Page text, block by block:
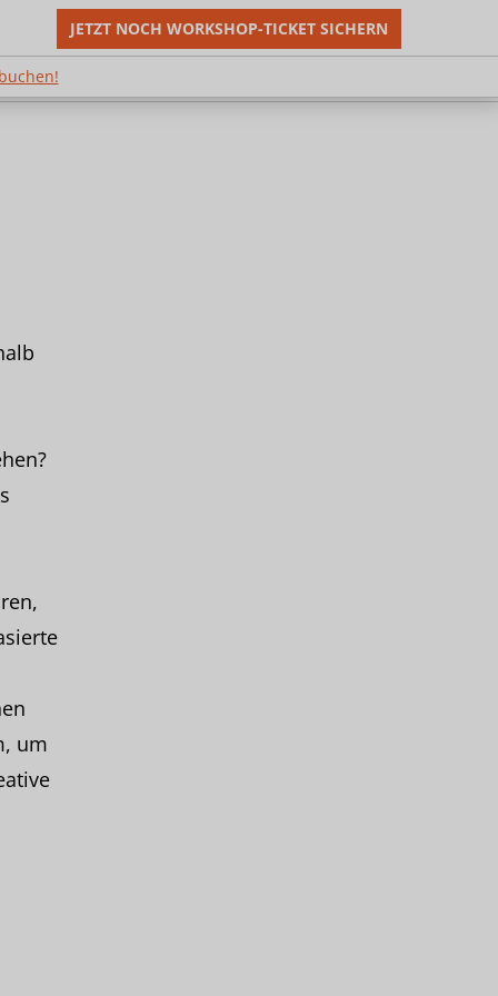
JETZT NOCH WORKSHOP-TICKET SICHERN
buchen!
um